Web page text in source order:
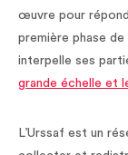
œuvre pour
première phase de
interpelle ses
grande échelle et
L’Urssaf est un